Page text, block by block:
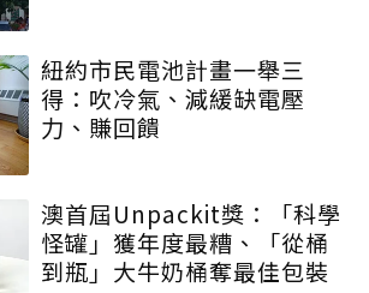
紐約市民電池計畫一舉三
得：吹冷氣、減緩缺電壓
力、賺回饋
澳首屆Unpackit獎：「科學
怪罐」獲年度最糟、「從桶
到瓶」大牛奶桶奪最佳包裝